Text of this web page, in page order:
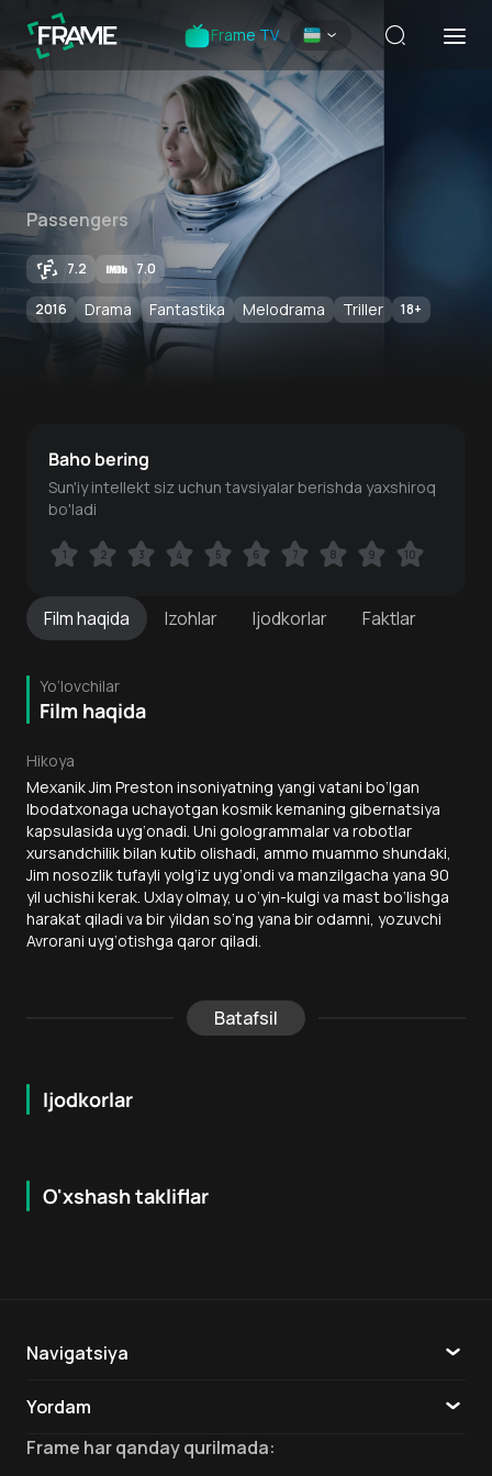
Frame TV
Passengers
7.2 7.0
2016 Drama Fantastika Melodrama Triller 18+
Filmhaqida Izohlar Ijodkorlar Faktlar
Yo‘lovchilar
Film haqida
Hikoya
Mexanik Jim Preston insoniyatning yangi vatani bo‘lgan
Ibodatxonaga uchayotgan kosmik kemaning gibernatsiya
kapsulasida uyg‘onadi. Uni gologrammalar va robotlar
xursandchilik bilan kutib olishadi, ammo muammo shundaki,
Jim nosozlik tufayli yolg‘iz uyg‘ondi va manzilgacha yana 90
yil uchishi kerak. Uxlay olmay, u o‘yin-kulgi va mast bo‘lishga
harakat qiladi va bir yildan so‘ng yana bir odamni, yozuvchi
Avrorani uyg‘otishga qaror qiladi.
Batafsil
Ijodkorlar
Baho bering
Sun'iy intellekt siz uchun tavsiyalar berishda yaxshiroq
bo'ladi
1 2 3 4 5 6 7 8 9 10
1 2 3 4 5 6 7 8 9 10
O'xshash takliflar
18 + 6.7
Navigatsiya
Yordam
Aloqa
Frame har qanday qurilmada: